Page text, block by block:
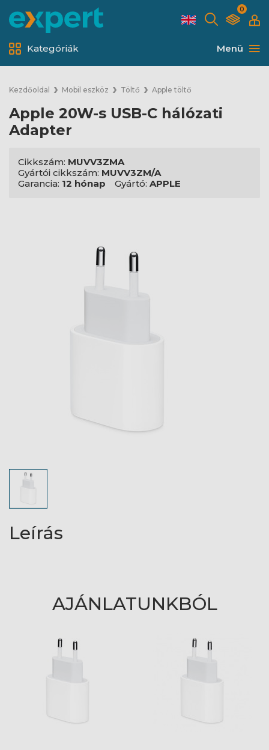
0
Menü
Kategóriák
Kezdőoldal Mobil eszköz Töltő Apple töltő
Apple 20W-s USB-C hálózati
Adapter
Cikkszám: MUVV3ZMA
Gyártói cikkszám: MUVV3ZM/A
Garancia: 12 hónap Gyártó: APPLE
Leírás
AJÁNLATUNKBÓL